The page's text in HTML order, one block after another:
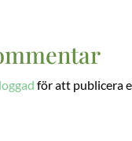
för att publicera